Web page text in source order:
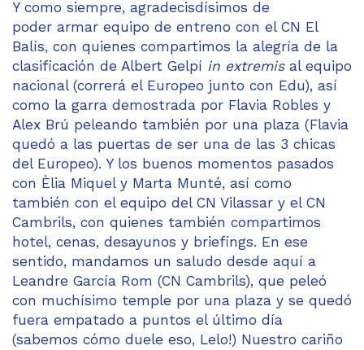
Y como siempre, agradecisdísimos de
poder armar equipo de entreno con el CN El
Balís, con quienes compartimos la alegría de la
clasificación de Albert Gelpí in extremisal equipo
nacional (correrá el Europeo junto con Edu), así
como la garra demostrada por Flavia Robles y
Alex Brú peleando también por una plaza (Flavia
quedó a las puertas de ser una de las 3 chicas
del Europeo). Y los buenos momentos pasados
con Èlia Miquel y Marta Munté, así como
también con el equipo del CN Vilassar y el CN
Cambrils, con quienes también compartimos
hotel, cenas, desayunos y briefings. En ese
sentido, mandamos un saludo desde aquí a
Leandre García Rom (CN Cambrils), que peleó
con muchísimo temple por una plaza y se quedó
fuera empatado a puntos el último día
(sabemos cómo duele eso, Lelo!) Nuestro cariño